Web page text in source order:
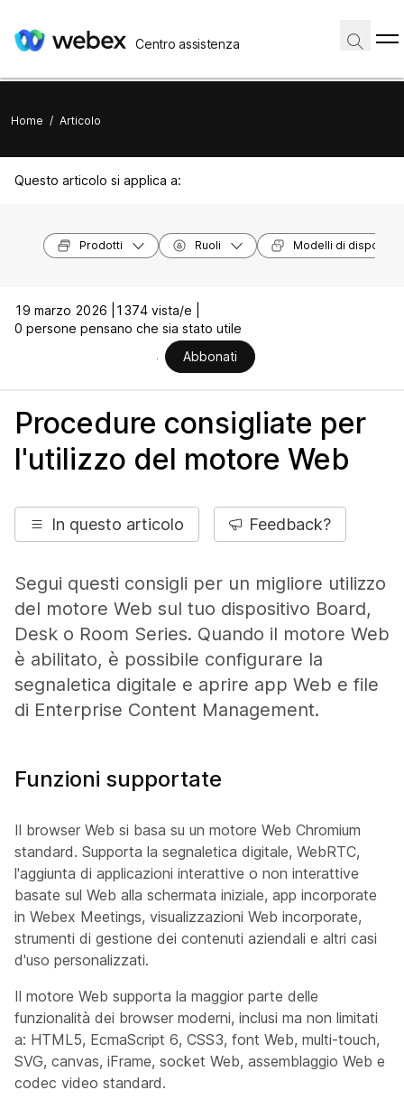
Centro assistenza
Home / Articolo
Questo articolo si applica a:
Prodotti Ruoli Modelli di dispositivi
19 marzo 2026 |
1374 vista/e |
0 persone pensano che sia stato utile
Abbonati
Procedure consigliate per
l'utilizzo del motore Web
In questo articolo Feedback?
Segui questi consigli per un migliore utilizzo
del motore Web sul tuo dispositivo Board,
Desk o Room Series. Quando il motore Web
è abilitato, è possibile configurare la
segnaletica digitale e aprire app Web e file
di Enterprise Content Management.
Funzioni supportate
Il browser Web si basa su un motore Web Chromium
standard. Supporta la segnaletica digitale, WebRTC,
l'aggiunta di applicazioni interattive o non interattive
basate sul Web alla schermata iniziale, app incorporate
in Webex Meetings, visualizzazioni Web incorporate,
strumenti di gestione dei contenuti aziendali e altri casi
d'uso personalizzati.
Il motore Web supporta la maggior parte delle
funzionalità dei browser moderni, inclusi ma non limitati
a: HTML5, EcmaScript 6, CSS3, font Web, multi-touch,
SVG, canvas, iFrame, socket Web, assemblaggio Web e
codec video standard.